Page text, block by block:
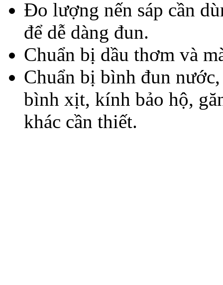
Đo lượng nến sáp cần
để dễ dàng đun.
Chuẩn bị dầu thơm và
Chuẩn bị bình đun
bình xịt, kính bảo hộ,
khác cần thiết.